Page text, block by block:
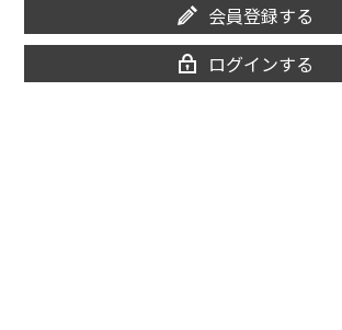
会員登録する
ログインする